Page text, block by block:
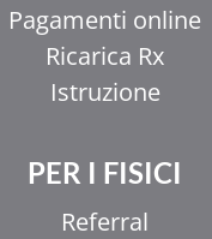
Pagamenti online
Ricarica Rx
Istruzione
PER I FISICI
Referral